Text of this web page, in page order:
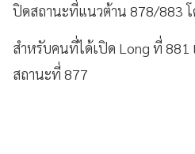
ปิดสถานะที่แนวต้าน 878/883
สำหรับคนที่ได้เปิด Long ที่ 881
สถานะที่ 877